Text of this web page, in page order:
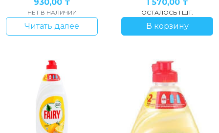
930,00 ₸
НЕТ В НАЛИЧИИ
Читать далее
1 570,00 ₸
ОСТАЛОСЬ 1 ШТ.
В корзину